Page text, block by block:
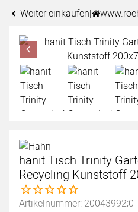
Weiter einkaufen|
Produktgalerie
Zur Kaufbox springen
hanit Tisch Trinity
Recycling Kunststoff
Noch keine Bewertungen
Artikelnummer: 20043992;0